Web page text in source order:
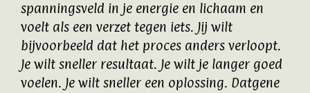
spanningsveld in je energie en lichaam en
voelt als een verzet tegen iets. Jij wilt
bijvoorbeeld dat het proces anders verloopt.
Je wilt sneller resultaat. Je wilt je langer goed
voelen. Je wilt sneller een oplossing. Datgene